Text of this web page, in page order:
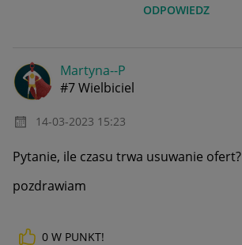
ODPOWIEDZ
Martyna--P
#7 Wielbiciel
‎14-03-2023 15:23
Pytanie, ile czasu trwa usuwanie ofert?
pozdrawiam
0 W PUNKT!